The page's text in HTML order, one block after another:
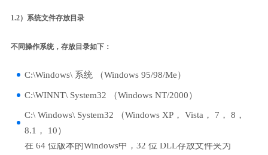
1.2）系统文件存放目录
不同操作系统，存放目录如下：
C:\Windows\ 系统 （Windows 95/98/Me）
C:\WINNT\ System32 （Windows NT/2000）
C:\ Windows\ System32 （Windows XP， Vista， 7， 8，
8.1， 10）
在 64 位版本的Windows中，32 位 DLL存放文件夹为